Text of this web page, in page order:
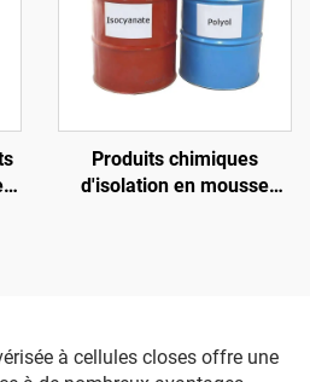
Produits chimiques
d'isolation en mousse
à cellules closes offre une